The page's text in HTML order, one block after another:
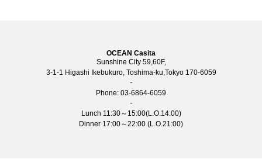
OCEAN Casita
Sunshine City 59,60F,
3-1-1 Higashi Ikebukuro, Toshima-ku,Tokyo 170-6059
Phone: 03-6864-6059
Lunch 11:30～15:00(L.O.14:00)
Dinner 17:00～22:00 (L.O.21:00)